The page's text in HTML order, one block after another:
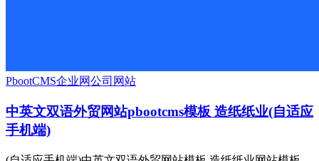
PbootCMS企业网公司网站
中英文双语外贸网站pbootcms模板 造纸纸业(自适应
手机端)